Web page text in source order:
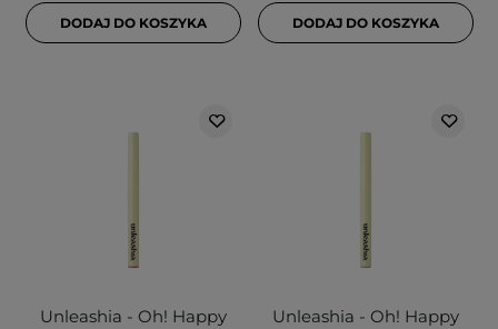
DODAJ DO KOSZYKA DODAJ DO KOSZYKA
Unleashia - Oh! Happy
Unleashia - Oh! Happy